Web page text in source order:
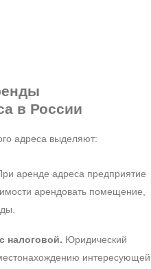
в России
адреса выделяют:
аренде адреса предприятие
арендовать помещение,
налоговой. Юридический
интересующей